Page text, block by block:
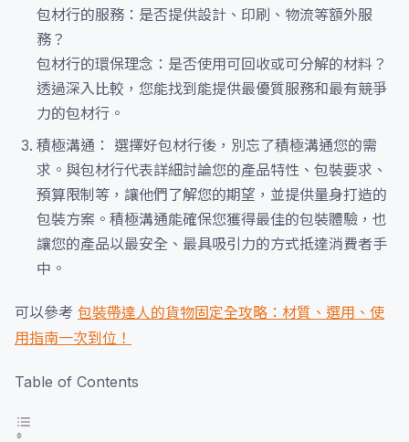
包材行的服務：是否提供設計、印刷、物流等額外服
務？
包材行的環保理念：是否使用可回收或可分解的材料？
透過深入比較，您能找到能提供最優質服務和最有競爭
力的包材行。
積極溝通： 選擇好包材行後，別忘了積極溝通您的需
求。與包材行代表詳細討論您的產品特性、包裝要求、
預算限制等，讓他們了解您的期望，並提供量身打造的
包裝方案。積極溝通能確保您獲得最佳的包裝體驗，也
讓您的產品以最安全、最具吸引力的方式抵達消費者手
中。
可以參考 包裝帶達人的貨物固定全攻略：材質、選用、使
用指南一次到位！
Table of Contents